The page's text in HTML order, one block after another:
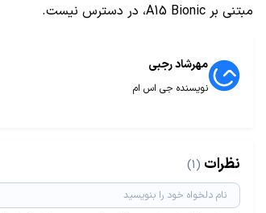
مبتنی بر A15 Bionic، در دسترس نیست.
مهرشاد رجبی
نویسنده جی اس ام
نظرات (1)